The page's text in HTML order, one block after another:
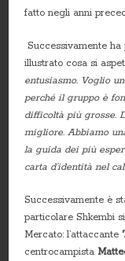
fatto negli anni
Successivamente
illustrato cosa si
entusiasmo. Voglio
perché il gruppo è
difficoltà più grosse.
migliore. Abbiamo
la guida dei più
carta d’identità nel
Successivamente è
particolare Shkembi
Mercato: l’attaccante
centrocampista